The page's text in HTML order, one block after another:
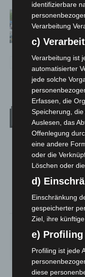
LANGENHAGEN
Mäßig Bewölkt
78%
FR.
21°
SA.
26°
identifizierbare
Verarbeitung
c)
Verarbeitung ist
automatisierter
jede solche
Erfassen, die
Speicherung,
Auslesen, das
Offenlegung
eine andere
oder die
Löschen oder
d)
Einschränkung
gespeicherter
Ziel, ihre
e) Profiling
Profiling ist jede
diese